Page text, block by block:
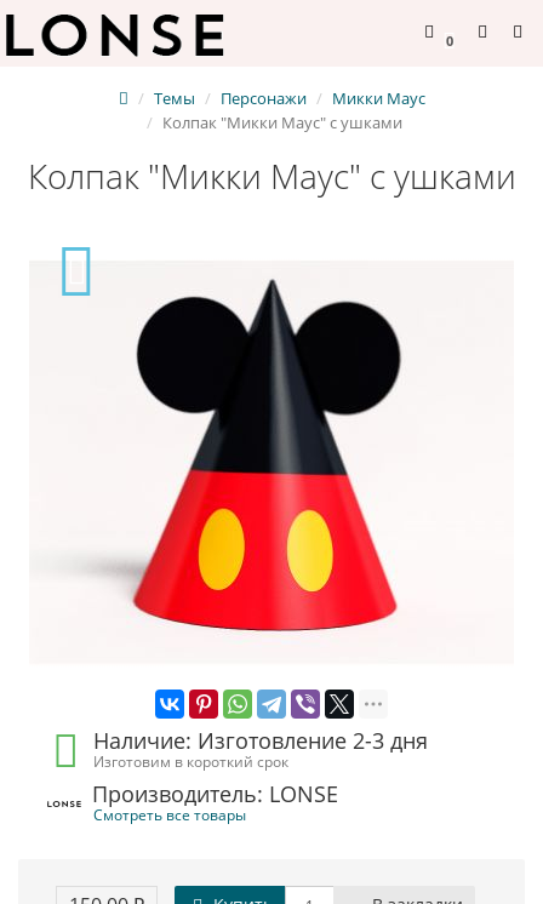
0
Темы Персонажи
Микки Маус
Колпак "Микки Маус" с ушками
Колпак "Микки Маус" с ушками
Наличие: Изготовление 2-3 дня
Изготовим в короткий срок
Производитель: LONSE
Смотреть все товары